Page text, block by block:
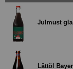
Julmust
Lättöl